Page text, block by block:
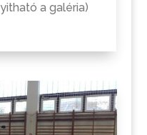
a galéria)